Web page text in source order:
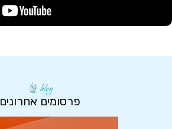
blog
פרסומים אחרונים